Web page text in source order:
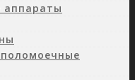
аппараты